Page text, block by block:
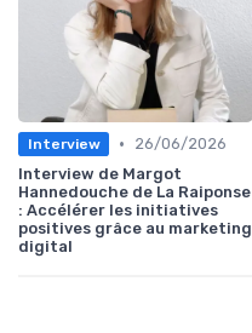
Interview •
26/06/2026
Interview de Margot
Hannedouche de La Raiponse
: Accélérer les initiatives
positives grâce au marketing
digital